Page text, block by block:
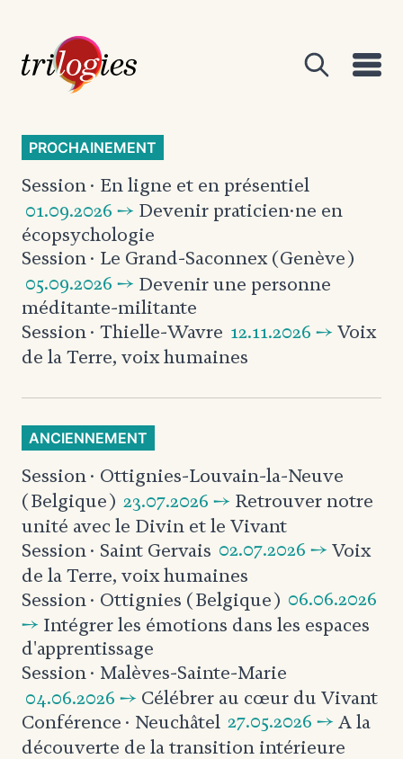
PROCHAINEMENT
Session · En ligne et en présentiel
01.09.2026 → Devenir praticien·ne en
écopsychologie
Session · Le Grand-Saconnex (Genève)
05.09.2026 → Devenir une personne
méditante-militante
Session · Thielle-Wavre 12.11.2026 → Voix
de la Terre, voix humaines
ANCIENNEMENT
Session · Ottignies-Louvain-la-Neuve
(Belgique) 23.07.2026 → Retrouver notre
unité avec le Divin et le Vivant
Session · Saint Gervais 02.07.2026 → Voix
de la Terre, voix humaines
Session · Ottignies (Belgique) 06.06.2026
→ Intégrer les émotions dans les espaces
d'apprentissage
Session · Malèves-Sainte-Marie
04.06.2026 → Célébrer au cœur du Vivant
Conférence · Neuchâtel 27.05.2026 → A la
découverte de la transition intérieure